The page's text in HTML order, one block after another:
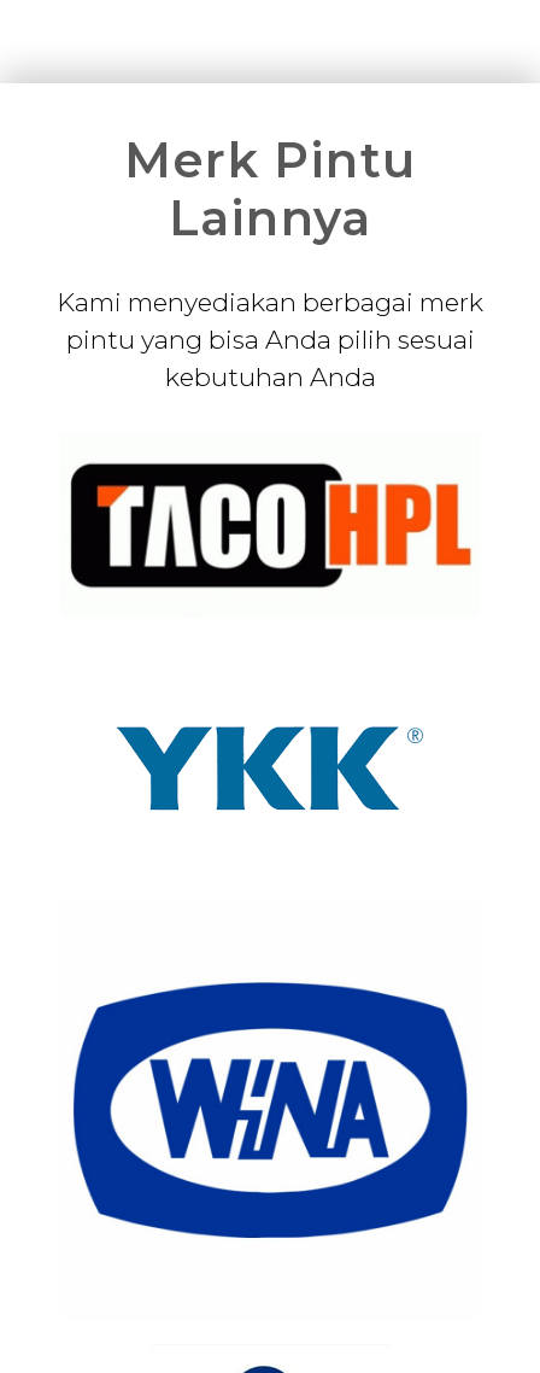
Merk Pintu
Lainnya
Kami menyediakan berbagai merk
pintu yang bisa Anda pilih sesuai
kebutuhan Anda